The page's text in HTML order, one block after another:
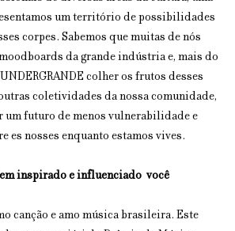
um território de possibilidades
corpes. Sabemos que muitas de nós
da grande indústria e, mais do
colher os frutos desses
coletividades da nossa comunidade,
um futuro de menos vulnerabilidade e
es nosses enquanto estamos vives.
inspirado e influenciado  você
canção e amo música brasileira. Este